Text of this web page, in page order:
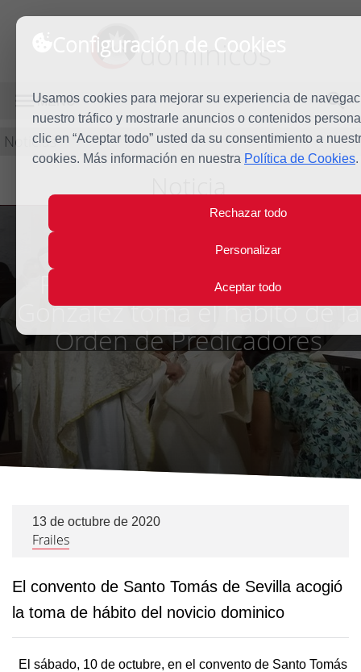
Configuración de Cookies
Usamos cookies para mejorar su experiencia de
nuestro tráfico y mostrarle anuncios o contenidos
clic en “Aceptar todo” usted da su consentimiento a
cookies. Más información en nuestra Política de Cookies.
Rechazar todo
Personalizar
Aceptar todo
dominicos
MENÚ
Noticias
Noticia
Fray Cristo Manuel Acosta
González toma el hábito de la
Orden de Predicadores
13 de octubre de 2020
Frailes
El convento de Santo Tomás de Sevilla acogió
la toma de hábito del novicio dominico
El sábado, 10 de octubre, en el convento de Santo Tomás